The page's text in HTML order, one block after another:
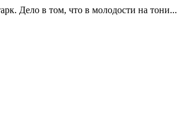
Дело в том, что в молодости на тони...